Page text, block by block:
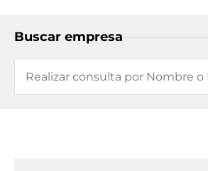
Buscar empresa